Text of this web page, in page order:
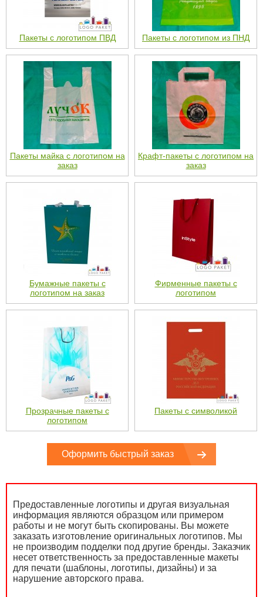
Пакеты с логотипом ПВД Пакеты с логотипом из ПНД
Пакеты майка с логотипом на
заказ
Крафт-пакеты с логотипом на
заказ
Бумажные пакеты с
логотипом на заказ
Фирменные пакеты с
логотипом
Прозрачные пакеты с
логотипом
Пакеты с символикой
Оформить быстрый заказ
Предоставленные логотипы и другая визуальная
информация являются образцом или примером
работы и не могут быть скопированы. Вы можете
заказать изготовление оригинальных логотипов. Мы
не производим подделки под другие бренды. Заказчик
несет ответственность за предоставленные макеты
для печати (шаблоны, логотипы, дизайны) и за
нарушение авторского права.